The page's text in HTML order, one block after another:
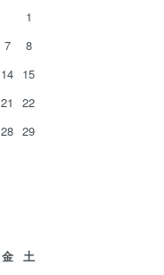
1
7
8
14 15
21
22
28 29
金
土